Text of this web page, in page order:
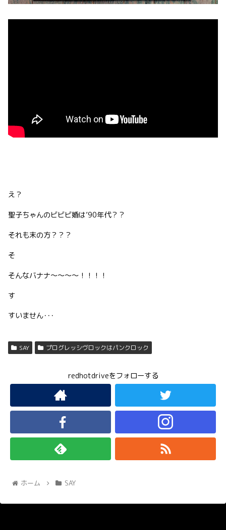
え？
聖子ちゃんのビビビ婚は’90年代？？
それも末の方？？？
そ
そんなバナナ〜〜〜〜！！！！
す
すいません･･･
SAY プログレッシヴロックはパンクロック
redhotdriveをフォローする
ホーム SAY